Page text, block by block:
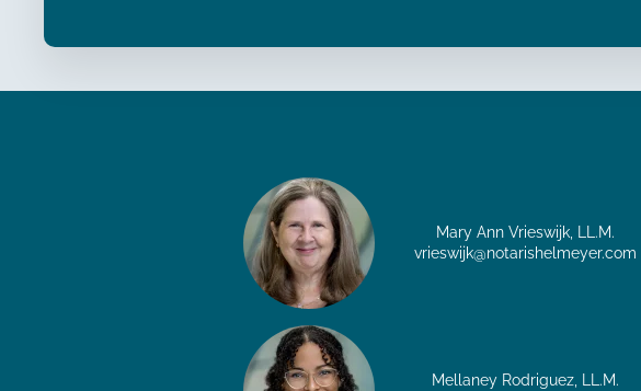
Mary Ann Vrieswijk, LL.M.
vrieswijk@notarishelmeyer.com
Mellaney Rodriguez, LL.M.